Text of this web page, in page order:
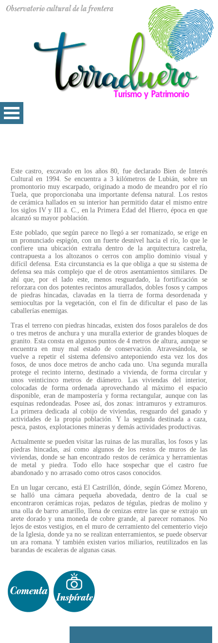
Este castro, excavado en los años 80, fue declarado Bien de Interés
Cultural en 1994. Se encuentra a 3 kilómetros de Lubián, sobre un
promontorio muy escarpado, originado a modo de meandro por el río
Tuela, que proporcionaba una importante defensa natural. Los restos
de cerámica hallados en su interior han permitido datar el mismo entre
los siglos IV y III a. C., en la Primera Edad del Hierro, época en que
alcanzó su mayor población.
Este poblado, que según parece no llegó a ser romanizado, se erige en
un pronunciado espigón, con un fuerte desnivel hacia el río, lo que le
confiere una ubicación extraña dentro de la arquitectura castreña,
contrapuesta a los altozanos o cerros con amplio dominio visual y
difícil defensa. Esta circunstancia es la que obliga a que su sistema de
defensa sea más complejo que el de otros asentamientos similares. De
ahí que, por el lado este, menos resguardado, la fortificación se
reforzara con dos potentes recintos amurallados, dobles fosos y campos
de piedras hincadas, clavadas en la tierra de forma desordenada y
semiocultas por la vegetación, con el fin de dificultar el paso de las
caballerías enemigas.
Tras el terreno con piedras hincadas, existen dos fosos paralelos de dos
o tres metros de anchura y una muralla exterior de grandes bloques de
granito. Esta consta en algunos puntos de 4 metros de altura, aunque se
encuentra en muy mal estado de conservación. Atravesándola, se
vuelve a repetir el sistema defensivo anteponiendo esta vez los dos
fosos, de unos doce metros de ancho cada uno. Una segunda muralla
protege el recinto interno, destinado a vivienda, de forma circular y
unos veinticinco metros de diámetro. Las viviendas del interior,
colocadas de forma ordenada aprovechando al máximo el espacio
disponible, eran de mampostería y forma rectangular, aunque con las
esquinas redondeadas. Posee así, dos zonas: intramuros y extramuros.
La primera dedicada al cobijo de viviendas, resguardo del ganado y
actividades de la propia población. Y la segunda destinada a caza,
pesca, pastos, explotaciones mineras y demás actividades productivas.
Actualmente se pueden visitar las ruinas de las murallas, los fosos y las
piedras hincadas, así como algunos de los restos de muros de las
viviendas, donde se han encontrado restos de cerámica y herramientas
de metal y piedra. Todo ello hace sospechar que el castro fue
abandonado y no arrasado como otros casos conocidos.
En un lugar cercano, está El Castrillón, dónde, según Gómez Moreno,
se halló una cámara pequeña abovedada, dentro de la cual se
encontraron cerámicas rojas, pedazos de tégulas, piedras de molino y
una olla de barro amarillo, llena de cenizas entre las que se extrajo un
arete dorado y una moneda de cobre grande, al parecer romanos. No
lejos de estos vestigios, en el muro de cerramiento del cementerio viejo
de la Iglesia, donde ya no se realizan enterramientos, se puede observar
un ara romana. Y también existen varios miliarios, reutilizados en las
barandas de escaleras de algunas casas.